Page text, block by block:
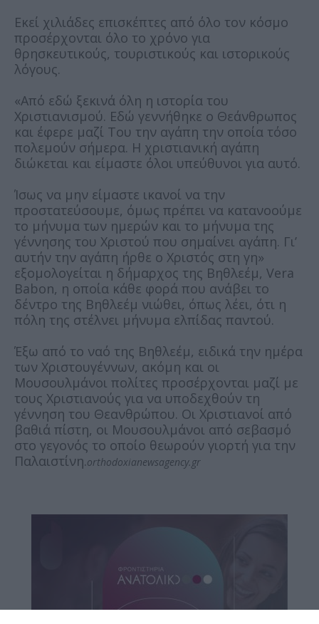
Εκεί χιλιάδες επισκέπτες από όλο τον κόσμο
προσέρχονται όλο το χρόνο για
θρησκευτικούς, τουριστικούς και ιστορικούς
λόγους.
«Από εδώ ξεκινά όλη η ιστορία του
Χριστιανισμού. Εδώ γεννήθηκε ο Θεάνθρωπος
και έφερε μαζί Του την αγάπη την οποία τόσο
πολεμούν σήμερα. Η χριστιανική αγάπη
διώκεται και είμαστε όλοι υπεύθυνοι για αυτό.
Ίσως να μην είμαστε ικανοί να την
προστατεύσουμε, όμως πρέπει να κατανοούμε
το μήνυμα των ημερών και το μήνυμα της
γέννησης του Χριστού που σημαίνει αγάπη. Γι’
αυτήν την αγάπη ήρθε ο Χριστός στη γη»
εξομολογείται η δήμαρχος της Βηθλεέμ, Vera
Babon, η οποία κάθε φορά που ανάβει το
δέντρο της Βηθλεέμ νιώθει, όπως λέει, ότι η
πόλη της στέλνει μήνυμα ελπίδας παντού.
Έξω από το ναό της Βηθλεέμ, ειδικά την ημέρα
των Χριστουγέννων, ακόμη και οι
Mουσουλμάνοι πολίτες προσέρχονται μαζί με
τους Χριστιανούς για να υποδεχθούν τη
γέννηση του Θεανθρώπου. Οι Χριστιανοί από
βαθιά πίστη, οι Mουσουλμάνοι από σεβασμό
στο γεγονός το οποίο θεωρούν γιορτή για την
Παλαιστίνη.orthodoxianewsagency.gr